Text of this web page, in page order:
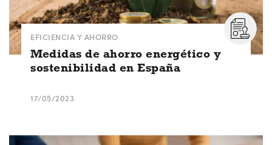
EFICIENCIA Y AHORRO
Medidas de ahorro energético y
sostenibilidad en España
17/05/2023